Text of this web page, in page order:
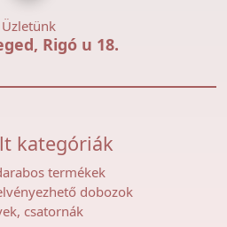
Üzletünk
Rigó u 18.
kategóriák
termékek
dobozok
csatornák